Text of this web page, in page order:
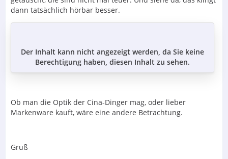
dann tatsächlich hörbar besser.
Der Inhalt kann nicht angezeigt werden, da Sie keine
Berechtigung haben, diesen Inhalt zu sehen.
Ob man die Optik der Cina-Dinger mag, oder lieber
Markenware kauft, wäre eine andere Betrachtung.
Gruß